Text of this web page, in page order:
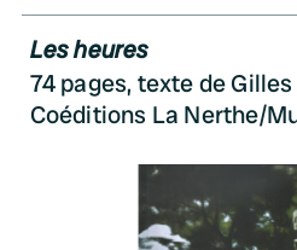
Les heures
74 pages, texte de
Coéditions La Nerthe/